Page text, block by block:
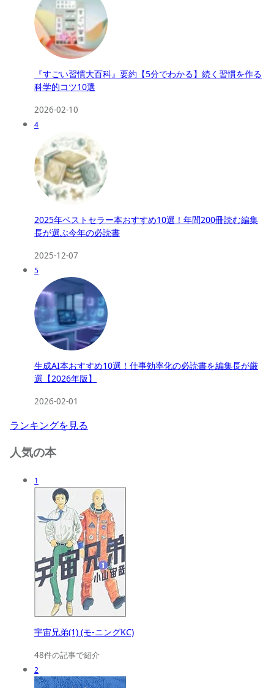
『すごい習慣大百科』要約【5分でわかる】続く習慣を作る
科学的コツ10選
2026-02-10
4
2025年ベストセラー本おすすめ10選！年間200冊読む編集
長が選ぶ今年の必読書
2025-12-07
5
生成AI本おすすめ10選！仕事効率化の必読書を編集長が厳
選【2026年版】
2026-02-01
ランキングを見る
人気の本
1
宇宙兄弟(1) (モ-ニングKC)
48件の記事で紹介
2